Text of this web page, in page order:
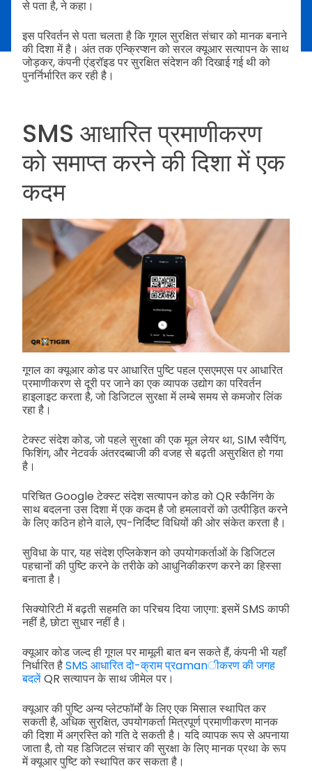
से पता है, ने कहा।
इस परिवर्तन से पता चलता है कि गूगल सुरक्षित संचार को मानक बनाने
की दिशा में है। अंत तक एन्क्रिप्शन को सरल क्यूआर सत्यापन के साथ
जोड़कर, कंपनी एंड्रॉइड पर सुरक्षित संदेशन की दिखाई गई थी को
पुनर्निर्भारित कर रही है।
SMS आधारित प्रमाणीकरण
को समाप्त करने की दिशा में एक
कदम
गूगल का क्यूआर कोड पर आधारित पुष्टि पहल एसएमएस पर आधारित
प्रमाणीकरण से दूरी पर जाने का एक व्यापक उद्योग का परिवर्तन
हाइलाइट करता है, जो डिजिटल सुरक्षा में लम्बे समय से कमजोर लिंक
रहा है।
टेक्स्ट संदेश कोड, जो पहले सुरक्षा की एक मूल लेयर था, SIM स्वैपिंग,
फिशिंग, और नेटवर्क अंतरदब्बाजी की वजह से बढ़ती असुरक्षित हो गया
है।
परिचित Google टेक्स्ट संदेश सत्यापन कोड को QR स्कैनिंग के
साथ बदलना उस दिशा में एक कदम है जो हमलावरों को उत्पीड़ित करने
के लिए कठिन होने वाले, एप-निर्दिष्ट विधियों की ओर संकेत करता है।
सुविधा के पार, यह संदेश एप्लिकेशन को उपयोगकर्ताओं के डिजिटल
पहचानों की पुष्टि करने के तरीके को आधुनिकीकरण करने का हिस्सा
बनाता है।
सिक्योरिटी में बढ़ती सहमति का परिचय दिया जाएगा: इसमें SMS काफी
नहीं है, छोटा सुधार नहीं है।
क्यूआर कोड जल्द ही गूगल पर मामूली बात बन सकते हैं, कंपनी भी यहाँ
निर्धारित हैSMS आधारित दो-क्राम प्रamanीकरण की जगह
बदलेंQR सत्यापन के साथ जीमेल पर।
क्यूआर की पुष्टि अन्य प्लेटफॉर्मों के लिए एक मिसाल स्थापित कर
सकती है, अधिक सुरक्षित, उपयोगकर्ता मित्रपूर्ण प्रमाणीकरण मानक
की दिशा में अग्रस्ति को गति दे सकती है। यदि व्यापक रूप से अपनाया
जाता है, तो यह डिजिटल संचार की सुरक्षा के लिए मानक प्रथा के रूप
में क्यूआर पुष्टि को स्थापित कर सकता है।